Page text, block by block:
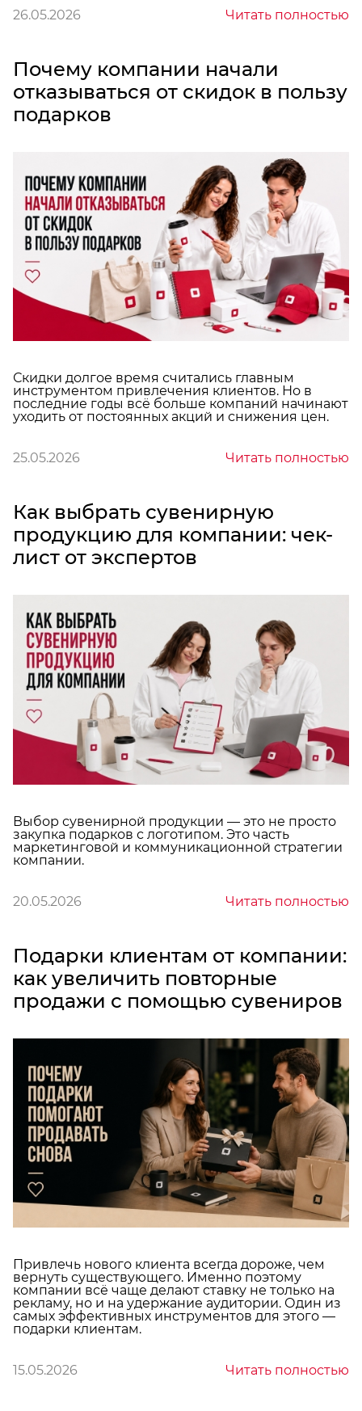
26.05.2026 Читать полностью
Почему компании начали
отказываться от скидок в пользу
подарков
Скидки долгое время считались главным
инструментом привлечения клиентов. Но в
последние годы всё больше компаний начинают
уходить от постоянных акций и снижения цен.
25.05.2026 Читать полностью
Как выбрать сувенирную
продукцию для компании: чек-
лист от экспертов
Выбор сувенирной продукции — это не просто
закупка подарков с логотипом. Это часть
маркетинговой и коммуникационной стратегии
компании.
20.05.2026 Читать полностью
Подарки клиентам от компании:
как увеличить повторные
продажи с помощью сувениров
Привлечь нового клиента всегда дороже, чем
вернуть существующего. Именно поэтому
компании всё чаще делают ставку не только на
рекламу, но и на удержание аудитории. Один из
самых эффективных инструментов для этого —
подарки клиентам.
15.05.2026 Читать полностью